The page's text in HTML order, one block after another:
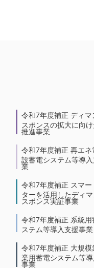
令和7年度補正 ディマ
スポンスの拡大に向
推進事業
令和7年度補正 再エネ
設蓄電システム等導
業
令和7年度補正 スマー
ターを活用したディ
スポンス実証事業
令和7年度補正 系統用
ステム等導入支援事業
令和7年度補正 大規模
業用蓄電システム等
事業